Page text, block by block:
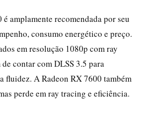
amplamente recomendada por seu
consumo energético e preço.
em resolução 1080p com ray
contar com DLSS 3.5 para
fluidez. A Radeon RX 7600 também
perde em ray tracing e eficiência.